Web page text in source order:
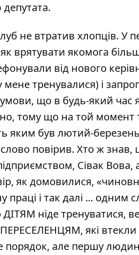
депутата.
не втратив хлопців. У
врятувати якомога
від нового
мене тренувалися) і
умови, що в будь-який час
тому що на той момент
яким був лютий-
повірив. Хто ж
Сівак Вова,
як домовилися,
і так далі ... одним
ніде тренуватися,
які втекли
порядок, але першу